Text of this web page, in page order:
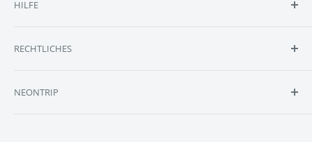
Reviews
Anfrage
HILFE
FAQ
Lieferumfang
RECHTLICHES
Cookie Einstellungen
NEONTRIP